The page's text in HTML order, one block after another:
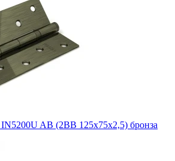
IN5200U AB (2BB 125x75x2,5) бронза